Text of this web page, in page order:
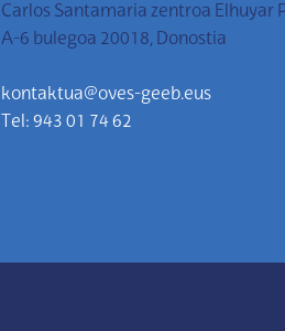
Carlos Santamaria zentroa Elhuyar
A-6 bulegoa 20018, Donostia
kontaktua@oves-geeb.eus
Tel: 943 01 74 62